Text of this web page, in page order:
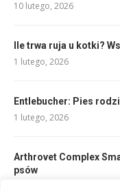
10 lutego, 2026
Ile trwa ruja u kotki?
1 lutego, 2026
Entlebucher: Pies
1 lutego, 2026
Arthrovet Complex
psów